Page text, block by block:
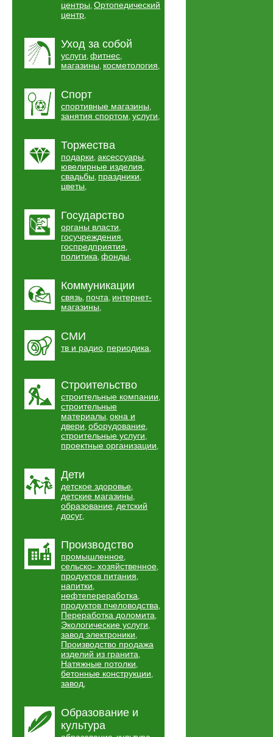
центры, Ортопедический
центр,
Уход за собой
услуги, фитнес,
магазины, косметология,
Спорт
спортивные магазины,
занятия спортом, услуги,
Торжества
подарки, аксессуары,
ювелирные изделия,
свадьбы, праздники,
цветы,
Государство
органы власти,
госучреждения,
госпредприятия,
политика, фонды,
Коммуникации
связь, почта, интернет-
магазины,
СМИ
тв и радио, периодика,
Строительство
строительные компании,
строительные
материалы, окна и
двери, оборудование,
строительные услуги,
проектные организации,
Дети
детское здоровье,
детские магазины,
образование, детский
досуг,
Производство
промышленное,
сельско- хозяйственное,
продуктов питания,
напитки,
нефтепереработка,
продуктов пчеловодства,
Переработка доломита,
Экологические услуги,
завод электроники,
Производство продажа
изделий из гранита,
Натяжные потолки,
бетонные конструкции,
завод,
Образование и
культура